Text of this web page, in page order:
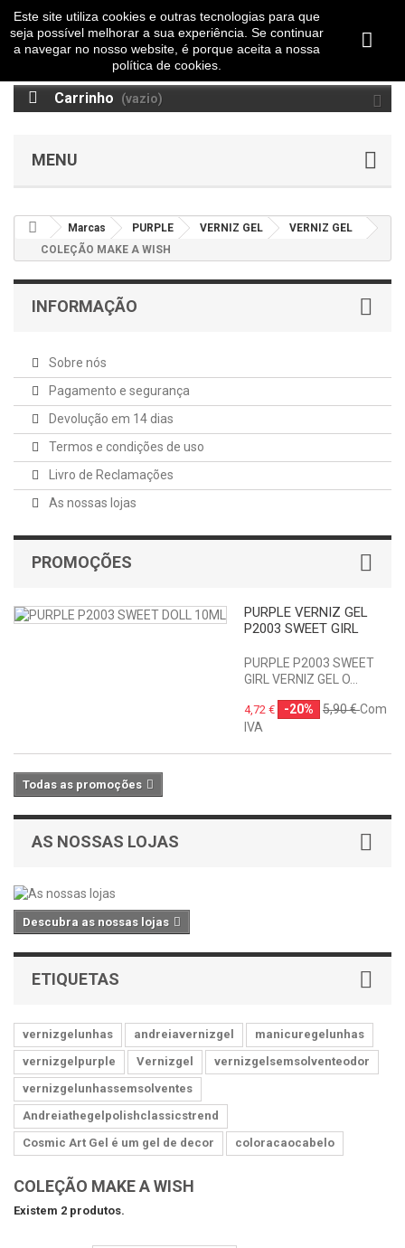
Carrinho (vazio)
MENU
Marcas PURPLE VERNIZ GEL
VERNIZ GEL
COLEÇÃO MAKE A WISH
INFORMAÇÃO
Sobre nós
Pagamento e segurança
Devolução em 14 dias
Termos e condições de uso
Livro de Reclamações
As nossas lojas
PROMOÇÕES
PURPLE VERNIZ GEL
P2003 SWEET GIRL
PURPLE P2003 SWEET
GIRL VERNIZ GEL O...
4,72 € -20% 5,90 €Com
IVA
Todas as promoções
AS NOSSAS LOJAS
Descubra as nossas lojas
ETIQUETAS
vernizgelunhas andreiavernizgel
manicuregelunhas
vernizgelpurple
Vernizgel
vernizgelsemsolventeodor
vernizgelunhassemsolventes
Andreiathegelpolishclassicstrend
Cosmic Art Gel é um gel de decor
coloracaocabelo
COLEÇÃO MAKE A WISH
Existem 2 produtos.
Este site utiliza cookies e outras tecnologias para que
seja possível melhorar a sua experiência. Se continuar
a navegar no nosso website, é porque aceita a nossa
política de cookies.